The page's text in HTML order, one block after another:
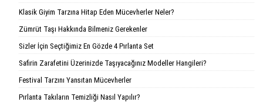
Klasik Giyim Tarzına Hitap Eden Mücevherler Neler?
Zümrüt Taşı Hakkında Bilmeniz Gerekenler
Sizler İçin Seçtiğimiz En Gözde 4 Pırlanta Set
Safirin Zarafetini Üzerinizde Taşıyacağınız Modeller Hangileri?
Festival Tarzını Yansıtan Mücevherler
Pırlanta Takıların Temizliği Nasıl Yapılır?